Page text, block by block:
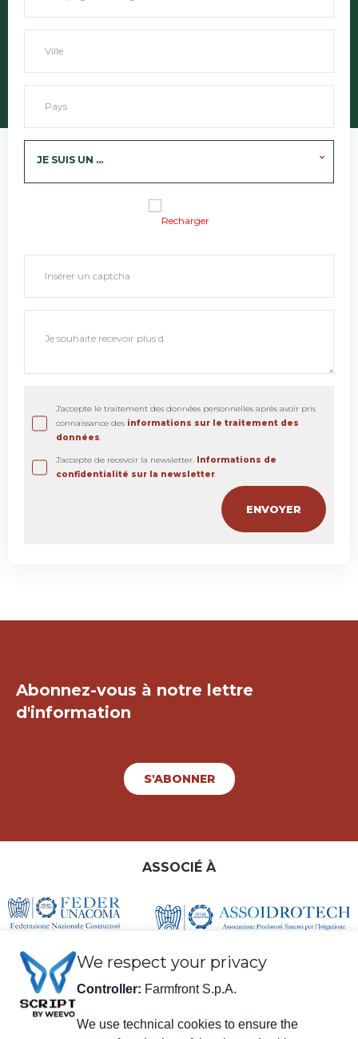
JE SUIS UN ...
Recharger
J'accepte le traitement des données personnelles après avoir pris
connaissance des informations sur le traitement des
données.
J'accepte de recevoir la newsletter.
Informations de
confidentialité sur la newsletter.
Abonnez-vous à notre lettre
d'information
S'ABONNER
ASSOCIÉ À
We respect your privacy
Controller: Farmfront S.p.A.
We use technical cookies to ensure the